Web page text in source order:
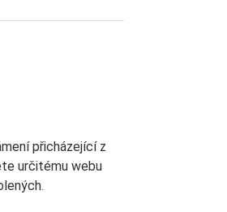
přicházející z
určitému webu